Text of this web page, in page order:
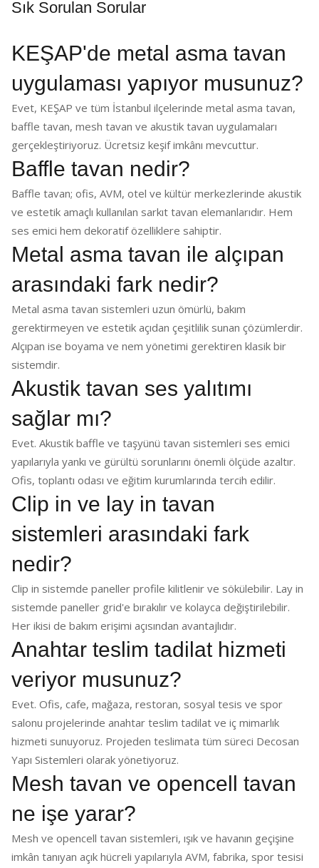
Sık Sorulan Sorular
KEŞAP'de metal asma tavan
uygulaması yapıyor musunuz?
Evet, KEŞAP ve tüm İstanbul ilçelerinde metal asma tavan,
baffle tavan, mesh tavan ve akustik tavan uygulamaları
gerçekleştiriyoruz. Ücretsiz keşif imkânı mevcuttur.
Baffle tavan nedir?
Baffle tavan; ofis, AVM, otel ve kültür merkezlerinde akustik
ve estetik amaçlı kullanılan sarkıt tavan elemanlarıdır. Hem
ses emici hem dekoratif özelliklere sahiptir.
Metal asma tavan ile alçıpan
arasındaki fark nedir?
Metal asma tavan sistemleri uzun ömürlü, bakım
gerektirmeyen ve estetik açıdan çeşitlilik sunan çözümlerdir.
Alçıpan ise boyama ve nem yönetimi gerektiren klasik bir
sistemdir.
Akustik tavan ses yalıtımı
sağlar mı?
Evet. Akustik baffle ve taşyünü tavan sistemleri ses emici
yapılarıyla yankı ve gürültü sorunlarını önemli ölçüde azaltır.
Ofis, toplantı odası ve eğitim kurumlarında tercih edilir.
Clip in ve lay in tavan
sistemleri arasındaki fark
nedir?
Clip in sistemde paneller profile kilitlenir ve sökülebilir. Lay in
sistemde paneller grid'e bırakılır ve kolayca değiştirilebilir.
Her ikisi de bakım erişimi açısından avantajlıdır.
Anahtar teslim tadilat hizmeti
veriyor musunuz?
Evet. Ofis, cafe, mağaza, restoran, sosyal tesis ve spor
salonu projelerinde anahtar teslim tadilat ve iç mimarlık
hizmeti sunuyoruz. Projeden teslimata tüm süreci Decosan
Yapı Sistemleri olarak yönetiyoruz.
Mesh tavan ve opencell tavan
ne işe yarar?
Mesh ve opencell tavan sistemleri, ışık ve havanın geçişine
imkân tanıyan açık hücreli yapılarıyla AVM, fabrika, spor tesisi